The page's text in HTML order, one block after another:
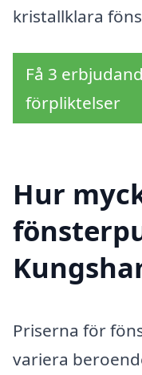
kristallklara
Få 3
förpliktelser
Hur
Priserna för
variera